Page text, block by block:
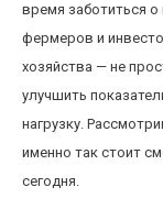
время заботиться
фермеров и
хозяйства — не
улучшить
нагрузку.
именно так стоит
сегодня.